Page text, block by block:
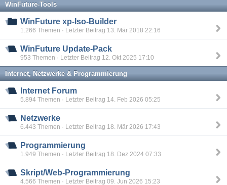
WinFuture-Tools
WinFuture xp-Iso-Builder
1.266 Themen · Letzter Beitrag 13. Mär 2018 22:16
WinFuture Update-Pack
953 Themen · Letzter Beitrag 12. Okt 2025 17:10
Internet, Netzwerke & Programmierung
Internet Forum
5.894 Themen · Letzter Beitrag 14. Feb 2026 05:25
Netzwerke
6.443 Themen · Letzter Beitrag 18. Mär 2026 17:43
Programmierung
1.949 Themen · Letzter Beitrag 18. Dez 2024 07:33
Skript/Web-Programmierung
4.566 Themen · Letzter Beitrag 09. Jun 2026 15:23